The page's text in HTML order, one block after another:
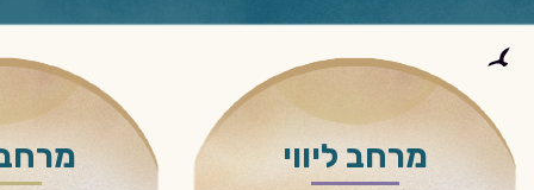
מרחב ליווי מרחב